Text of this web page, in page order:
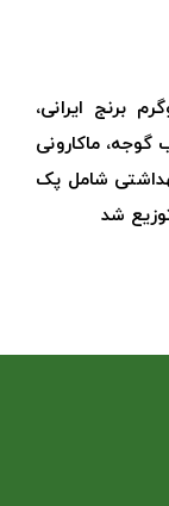
مواد غذایی شامل 5 کیلوگرم برنج ایرانی،
ماکارونی
شامل پک